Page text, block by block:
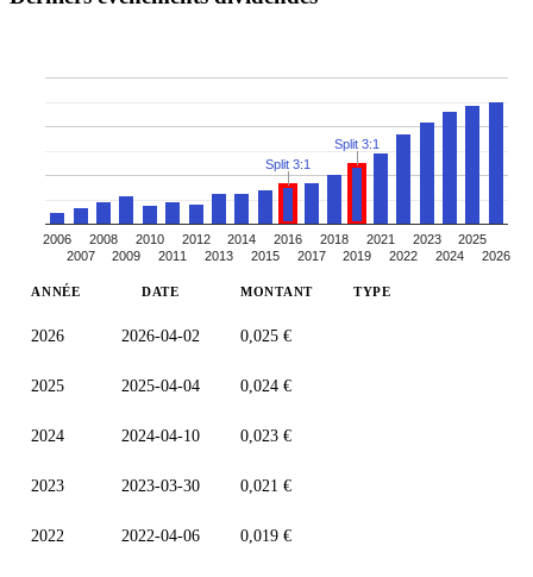
2006
2007
2008
2009
2010
2011
2012
2013
2014
2015
2016
2017
2018
2019
2021
2022
2023
2024
2025
2026
Split 3:1
Split 3:1
ANNÉE DATE MONTANT TYPE
2026 2026-04-02 0,025 €
2025 2025-04-04 0,024 €
2024 2024-04-10 0,023 €
2023 2023-03-30 0,021 €
2022 2022-04-06 0,019 €